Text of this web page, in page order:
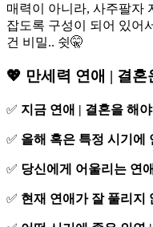
매력이 아니라, 사주팔자
잡도록 구성이 되어 있어
건 비밀.. 쉿🤫
💖 만세력 연애 | 결
✅ 지금 연애 | 결혼을 해
✅ 올해 혹은 특정 시기에
✅ 당신에게 어울리는 연
✅ 현재 연애가 잘 풀리지